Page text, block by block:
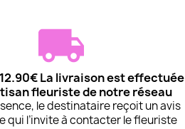
La livraison est effectuée
fleuriste de notre réseau
le destinataire reçoit un avis
qui l’invite à contacter le fleuriste